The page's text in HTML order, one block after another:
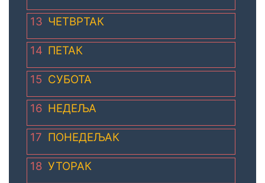
13 ЧЕТВРТАК
14 ПЕТАК
15 СУБОТА
16 НЕДЕЉА
17 ПОНЕДЕЉАК
18 УТОРАК